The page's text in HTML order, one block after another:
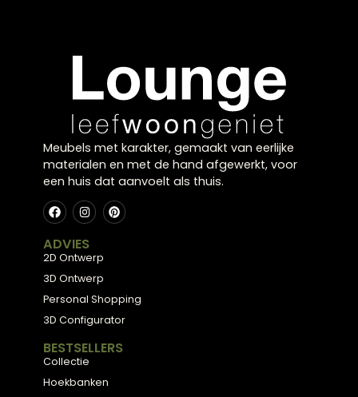
in onze meubelwinkel in Zwolle om inspiratie op te
doen en persoonlijk advies te krijgen.
Meubels met karakter, gemaakt van eerlijke
materialen en met de hand afgewerkt, voor